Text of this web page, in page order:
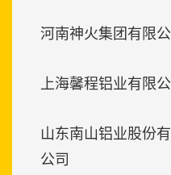
河南神火集团有限公
上海馨程铝业有限公
山东南山铝业股份
公司